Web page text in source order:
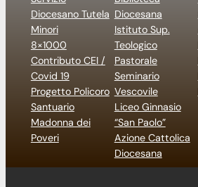
Diocesano Tutela
Minori
8×1000
Contributo CEI /
Covid 19
Progetto Policoro
Santuario
Madonna dei
Poveri
Diocesana
Istituto Sup.
Teologico
Pastorale
Seminario
Vescovile
Liceo Ginnasio
“San Paolo”
Azione Cattolica
Diocesana